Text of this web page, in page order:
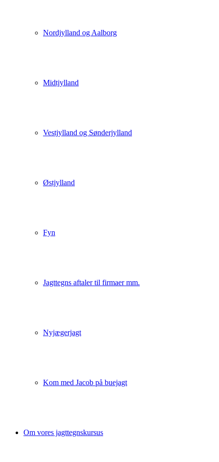
Nordjylland og Aalborg
Midtjylland
Vestjylland og Sønderjylland
Østjylland
Fyn
Jagttegns aftaler til firmaer mm.
Nyjægerjagt
Kom med Jacob på buejagt
Om vores jagttegnskursus